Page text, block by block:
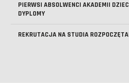
PIERWSI ABSOLWENCI AKADEMII
DYPLOMY
REKRUTACJA NA STUDIA